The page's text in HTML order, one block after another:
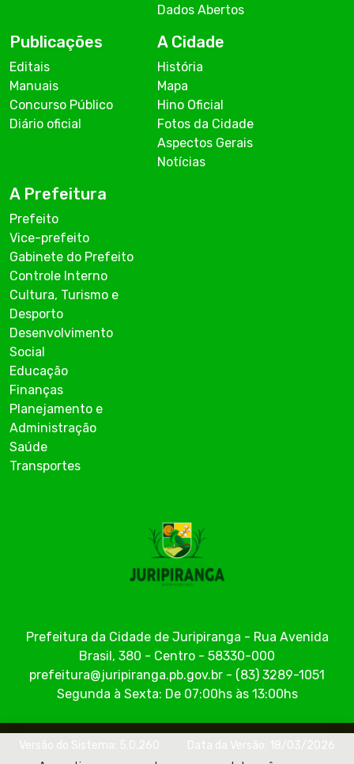
Dados Abertos
Publicações
Editais
Manuais
Concurso Público
Diário oficial
A Cidade
História
Mapa
Hino Oficial
Fotos da Cidade
Aspectos Gerais
Notícias
A Prefeitura
Prefeito
Vice-prefeito
Gabinete do Prefeito
Controle Interno
Cultura, Turismo e
Desporto
Desenvolvimento
Social
Educação
Finanças
Planejamento e
Administração
Saúde
Transportes
Prefeitura da Cidade de Juripiranga - Rua Avenida
Brasil, 380 - Centro - 58330-000
prefeitura@juripiranga.pb.gov.br - (83) 3289-1051
Segunda à Sexta: De 07:00hs às 13:00hs
Versão do Sistema: 5.0.260 Data da Versão: 18/03/2026